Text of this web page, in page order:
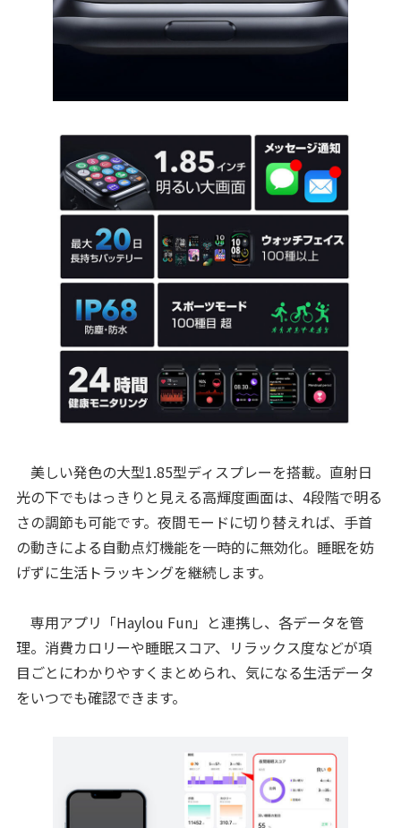
美しい発色の大型1.85型ディスプレーを搭載。直射日
光の下でもはっきりと見える高輝度画面は、4段階で明る
さの調節も可能です。夜間モードに切り替えれば、手首
の動きによる自動点灯機能を一時的に無効化。睡眠を妨
げずに生活トラッキングを継続します。
専用アプリ「Haylou Fun」と連携し、各データを管
理。消費カロリーや睡眠スコア、リラックス度などが項
目ごとにわかりやすくまとめられ、気になる生活データ
をいつでも確認できます。